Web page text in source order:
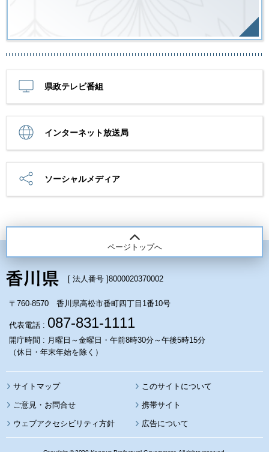
県政テレビ番組
インターネット放送局
ソーシャルメディア
ページトップへ
[ 法人番号 ]8000020370002
〒760-8570 香川県高松市番町四丁目1番10号
代表電話 : 087-831-1111
開庁時間 : 月曜日～金曜日・午前8時30分～午後5時15分
（休日・年末年始を除く）
サイトマップ このサイトについて
携帯サイト
ウェブアクセシビリティ方針 広告について